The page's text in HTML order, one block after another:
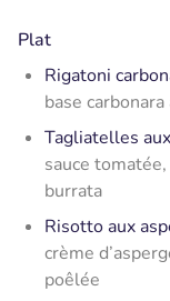
Plat
Rigatoni
base
Tagliatelles
sauce
burrata
Risotto aux
crème
poêlée